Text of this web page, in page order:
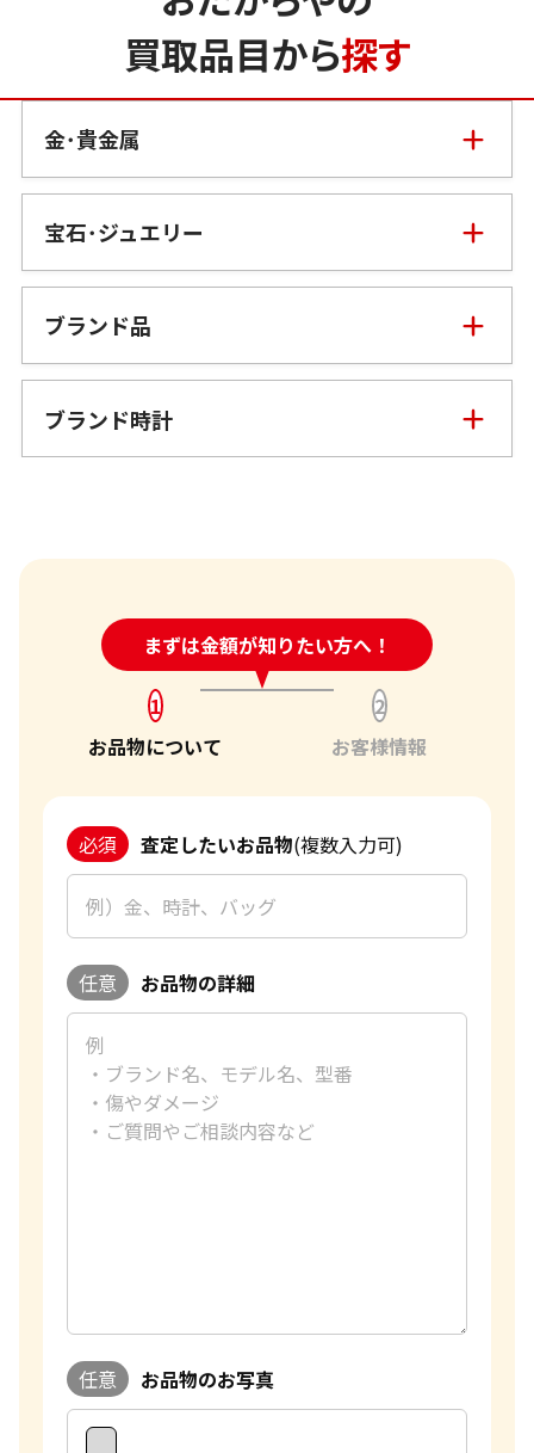
プラチナ850 （Pt850） イヤリング石付
ASK
買取品目から探す
金･貴金属
金のインゴット 買取
金のアクセサリー 買取
金のブローチ 買取
金のペンダントトップ 買取
金の仏像 買取
金杯 買取
金歯 買取
金貨･銀貨 買取
大判･小判 買取
ホワイトゴールド 買取
宝石･ジュエリー
ダイヤモンド 買取
エメラルド 買取
サファイア 買取
オパール 買取
翡翠 買取
パライバトルマリン 買取
パール 買取
ブランド品
シャネル買取
ルイ･ヴィトン 買取
カルティエ 買取
ブルガリ 買取
ハリー･ウィンストン 買取
ヴァンクリーフ&
アーペル 買取
グッチ 買取
ショーメ 買取
買取可能な商品をもっと見る
ブランド時計
パテック
フィリップ 買取
オーデマピゲ 買取
カルティエ 買取
エルメス 買取
シャネル 買取
オメガ 買取
タグ・ホイヤー 買取
買取
ブライトリング
買取
まずは金額が知りたい方へ！
24時間受付中!問い合わせフォーム
1
お品物について
2
お客様情報
必須 査定したいお品物(複数入力可)
任意 お品物の詳細
任意 お品物のお写真